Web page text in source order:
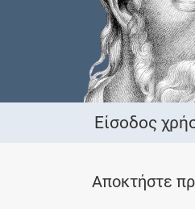
Είσοδος
Αποκτήστε